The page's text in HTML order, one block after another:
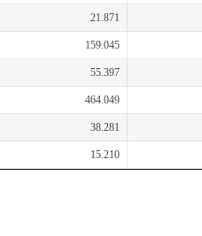
21.871
159.045
55.397
464.049
38.281
15.210